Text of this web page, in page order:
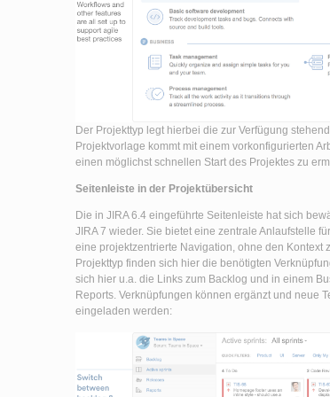
Der Projekttyp legt hierbei die zur Verfügung
Projektvorlage kommt mit einem vorkonfigurierten
einen möglichst schnellen Start des Projektes zu
Seitenleiste in der Projektübersicht
Die in JIRA 6.4 eingeführte Seitenleiste hat sich
JIRA 7 wieder. Sie bietet eine zentrale Anlaufstelle
eine projektzentrierte Navigation, ohne den Kontext
Projekttyp finden sich hier die benötigten
sich hier u.a. die Links zum Backlog und in einem
Reports. Verknüpfungen können ergänzt und neue
eingeladen werden: